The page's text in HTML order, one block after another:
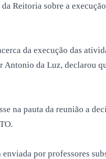
Reitoria sobre a
da execução das
da Luz, declarou
na pauta da reunião a
por professores